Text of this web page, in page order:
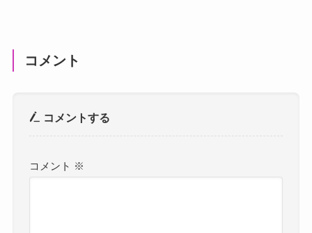
コメント
コメントする
コメント ※